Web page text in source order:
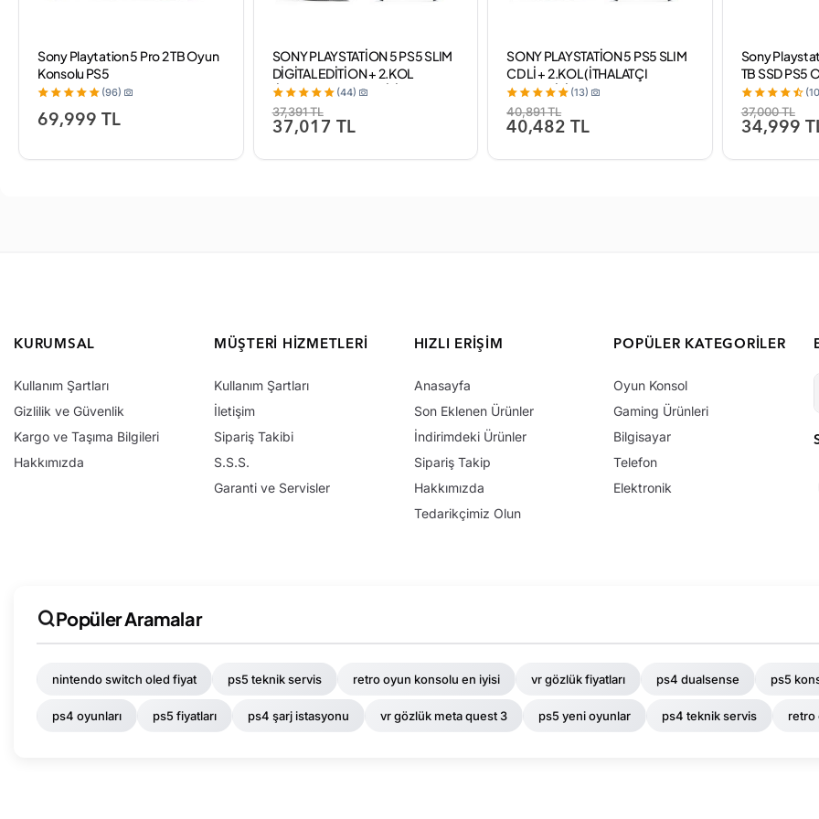
Sony Playtation 5 Pro 2 TB Oyun
Konsolu PS5
(96)
69,999 TL
SONY PLAYSTATİON 5 PS5 SLIM
DİGİTAL EDİTİON + 2.KOL
(İTHALATÇI GARANTİLİ)
(44)
37,391 TL
37,017 TL
SONY PLAYSTATİON 5 PS5 SLIM
CD Lİ + 2.KOL (İTHALATÇI
GARANTİLİ)(13)
40,891 TL
40,482 TL
Sony
TB SSD PS5
(ithalatçı
37,000 TL
34,999
KURUMSAL
Kullanım Şartları
Gizlilik ve Güvenlik
Kargo ve Taşıma Bilgileri
Hakkımızda
MÜŞTERI HIZMETLERI
Kullanım Şartları
İletişim
Sipariş Takibi
S.S.S.
Garanti ve Servisler
HIZLI ERIŞIM
Anasayfa
Son Eklenen Ürünler
İndirimdeki Ürünler
Sipariş Takip
Hakkımızda
Tedarikçimiz Olun
POPÜLER KATEGORILER
Oyun Konsol
Gaming Ürünleri
Bilgisayar
Telefon
Elektronik
Popüler Aramalar
nintendo switch oled fiyat ps5 teknik servis retro oyun konsolu en iyisi vr gözlük fiyatları ps4 dualsense ps5
ps4 oyunları ps5 fiyatları ps4 şarj istasyonu vr gözlük meta quest 3 ps5 yeni oyunlar ps4 teknik servis retro